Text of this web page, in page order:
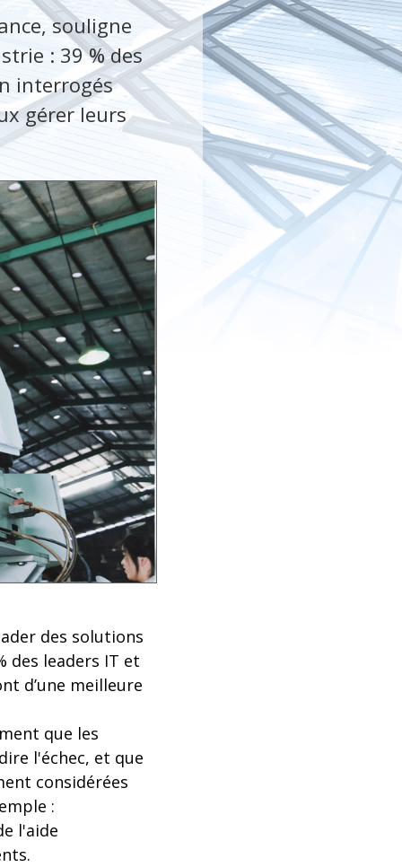
souligne
: 39 % des
interrogés
gérer leurs
des solutions
des leaders IT et
d’une meilleure
que les
l'échec, et que
considérées
:
l'aide